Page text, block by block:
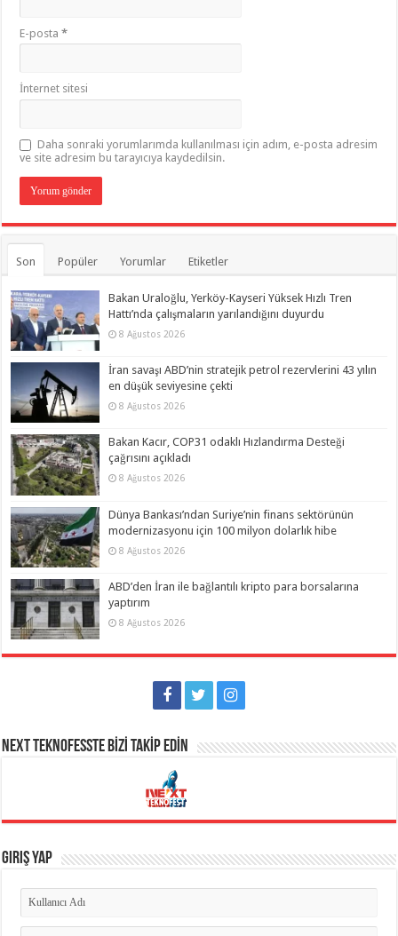
E-posta*
İnternet sitesi
Daha sonraki yorumlarımda kullanılması için adım, e-posta adresim
ve site adresim bu tarayıcıya kaydedilsin.
Son Popüler Yorumlar Etiketler
Bakan Uraloğlu, Yerköy-Kayseri Yüksek Hızlı Tren
Hattı’nda çalışmaların yarılandığını duyurdu
8 Ağustos 2026
İran savaşı ABD’nin stratejik petrol rezervlerini 43 yılın
en düşük seviyesine çekti
8 Ağustos 2026
Bakan Kacır, COP31 odaklı Hızlandırma Desteği
çağrısını açıkladı
8 Ağustos 2026
Dünya Bankası’ndan Suriye’nin finans sektörünün
modernizasyonu için 100 milyon dolarlık hibe
8 Ağustos 2026
ABD’den İran ile bağlantılı kripto para borsalarına
yaptırım
8 Ağustos 2026
NEXT TEKNOFESSTE BİZİ TAKİP EDİN
Giriş Yap